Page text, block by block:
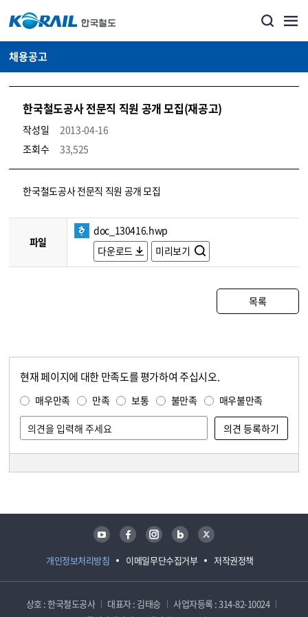
채용공고
한국철도공사 전문직 직원 공개 모집(재공고)
작성일
2013-04-16
조회수
33,525
코레일소개_경영공시_채용공고 상세보기 – 내용, 파일, 담당자 연락처로 구성
한국철도공사 전문직 직원 공개 모집
파일
doc_130416.hwp
다운로드
미리보기
목록
현재 페이지에 대한 만족도를 평가하여 주십시오.
매우만족 만족 보통 불만족 매우불만족
개인정보처리방침 이메일무단수집거부 저작권정책
유튜브 페이스북 인스타그램 블로그 트위터
상호 : 한국철도공사 대표자 : 김태승
사업자등록 : 314-82-10024